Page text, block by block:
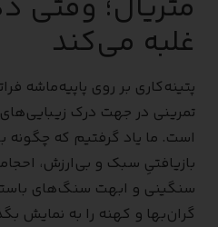
غلبه می‌کند
پتینه‌کاری بر روی پاپیه‌ماشه
تمرینی در جهت درک
است. ما یاد گرفتیم که چگونه
بازیافتیِ سبک و بی‌ارزش،
سنگینی و ابهت سنگ‌های
گران‌بها و کهنه را به نمایش